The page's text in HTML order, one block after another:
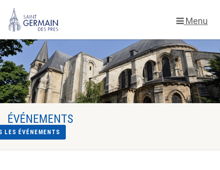
Menu
ÉVÉNEMENTS
LES ÉVÉNEMENTS